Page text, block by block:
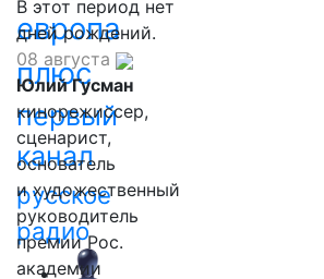
европа
плюс
первый
канал
русское
радио
В этот период нет
дней рождений.
08 августа
Юлий Гусман
кинорежиссер,
сценарист,
основатель
и художественный
руководитель
премии Рос.
академии